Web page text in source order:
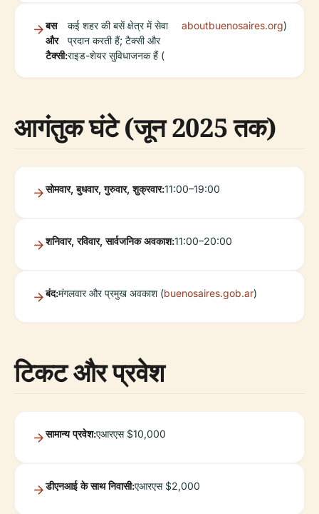
बस
और
टैक्सी:
कई शहर की बसें क्षेत्र में सेवा
प्रदान करती हैं; टैक्सी और
राइड-शेयर सुविधाजनक हैं (
aboutbuenosaires.org)
आगंतुक घंटे (जून 2025 तक)
सोमवार, बुधवार, गुरुवार, शुक्रवार:11:00–19:00
शनिवार, रविवार, सार्वजनिक अवकाश:11:00–20:00
बंद:मंगलवार और प्रमुख अवकाश (buenosaires.gob.ar)
टिकट और प्रवेश
सामान्य प्रवेश:एआरएस $10,000
डीएनआई के साथ निवासी:एआरएस $2,000